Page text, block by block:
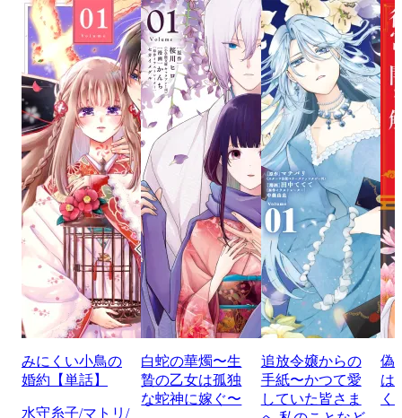
みにくい小鳥の
婚約【単話】
水守糸子/マトリ/
白蛇の華燭〜生
贄の乙女は孤独
な蛇神に嫁ぐ〜
追放令嬢からの
手紙〜かつて愛
していた皆さま
偽
は
く